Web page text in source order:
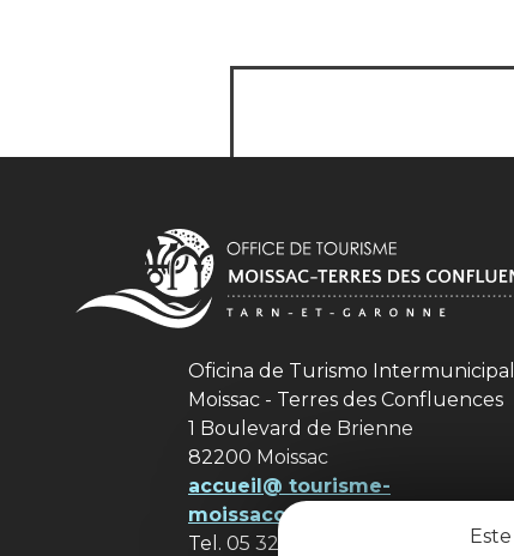
Oficina de Turismo Intermunicipal
Moissac - Terres des Confluences
1 Boulevard de Brienne
82200 Moissac
accueil@ tourisme-
moissacconfluences.fr
Tel. 05 32 09 69 36